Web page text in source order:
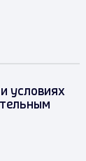
условиях